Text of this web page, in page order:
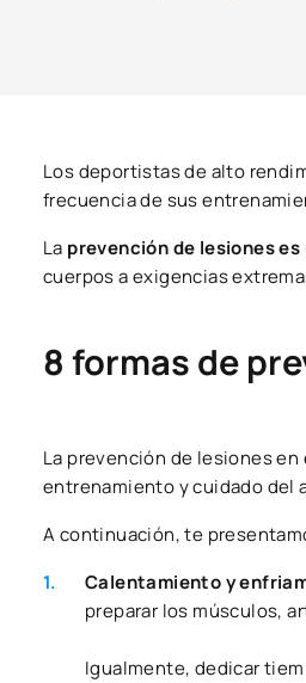
Los deportistas de alto
frecuencia de sus
La prevención de lesiones
cuerpos a exigencias
8 formas de
La prevención de lesiones
entrenamiento y cuidado del
A continuación, te
Calentamiento y
preparar los músculos,
Igualmente, dedicar